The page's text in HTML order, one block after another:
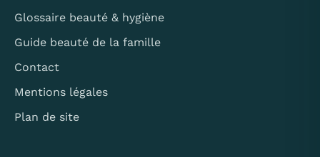
Glossaire beauté & hygiène
Guide beauté de la famille
Contact
Mentions légales
Plan de site